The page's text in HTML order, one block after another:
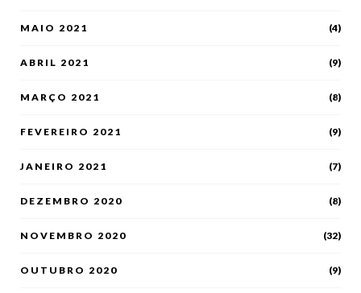
MAIO 2021 (4)
ABRIL 2021 (9)
MARÇO 2021 (8)
FEVEREIRO 2021 (9)
JANEIRO 2021 (7)
DEZEMBRO 2020 (8)
NOVEMBRO 2020 (32)
OUTUBRO 2020 (9)